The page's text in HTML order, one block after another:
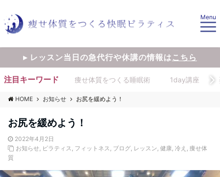
Menu
▸ レッスン当日の急代行や休講の情報はこちら
注目キーワード 痩せ体質をつくる睡眠術 1day講座
HOME お知らせ お尻を緩めよう！
お尻を緩めよう！
2022年4月2日
お知らせ, ピラティス, フィットネス, ブログ, レッスン, 健康, 冷え , 痩せ体
質